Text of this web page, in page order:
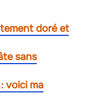
doré et
sans
voici ma